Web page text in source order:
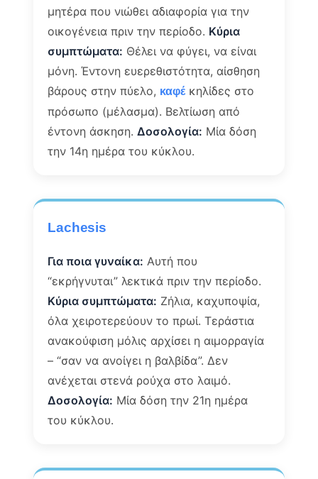
μητέρα που νιώθει αδιαφορία για την
οικογένεια πριν την περίοδο. Κύρια
συμπτώματα: Θέλει να φύγει, να είναι
μόνη. Έντονη ευερεθιστότητα, αίσθηση
βάρους στην πύελο, καφέκηλίδες στο
πρόσωπο (μέλασμα). Βελτίωση από
έντονη άσκηση. Δοσολογία: Μία δόση
την 14η ημέρα του κύκλου.
Lachesis
Για ποια γυναίκα: Αυτή που
“εκρήγνυται” λεκτικά πριν την περίοδο.
Κύρια συμπτώματα: Ζήλια, καχυποψία,
όλα χειροτερεύουν το πρωί. Τεράστια
ανακούφιση μόλις αρχίσει η αιμορραγία
– “σαν να ανοίγει η βαλβίδα”. Δεν
ανέχεται στενά ρούχα στο λαιμό.
Δοσολογία: Μία δόση την 21η ημέρα
του κύκλου.